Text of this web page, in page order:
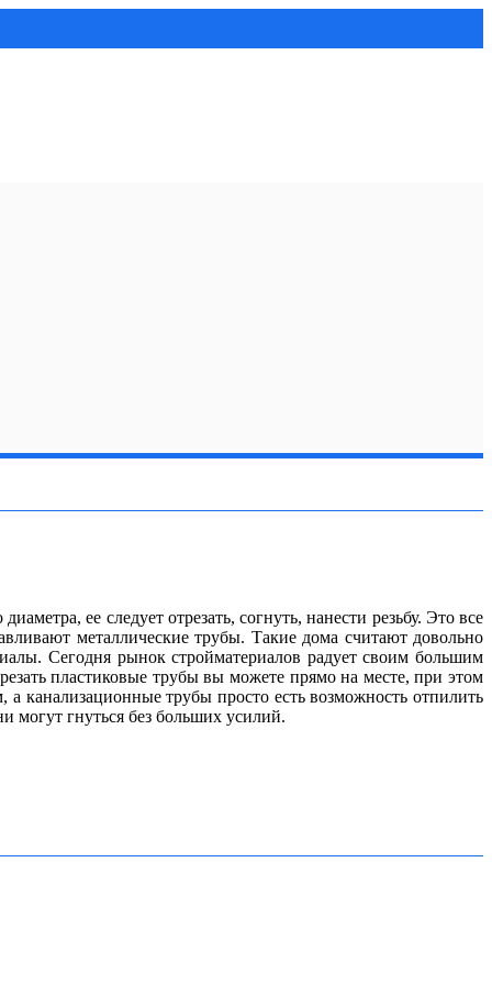
ее следует отрезать, согнуть, нанести резьбу. Это все
металлические трубы. Такие дома считают довольно
Сегодня рынок стройматериалов радует своим большим
пластиковые трубы вы можете прямо на месте, при этом
а канализационные трубы просто есть возможность отпилить
могут гнуться без больших усилий.